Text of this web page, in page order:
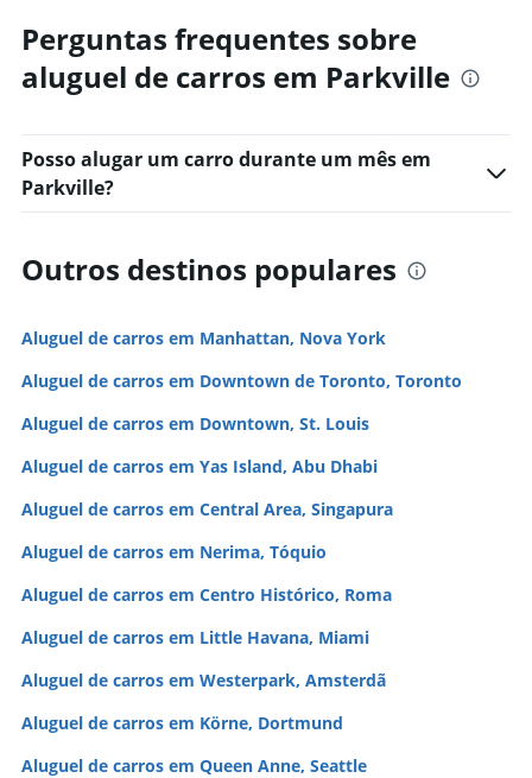
Perguntas frequentes sobre
aluguel de carros em Parkville
Posso alugar um carro durante um mês em
Parkville?
Outros destinos populares
Aluguel de carros em Manhattan, Nova York
Aluguel de carros em Downtown de Toronto, Toronto
Aluguel de carros em Downtown, St. Louis
Aluguel de carros em Yas Island, Abu Dhabi
Aluguel de carros em Central Area, Singapura
Aluguel de carros em Nerima, Tóquio
Aluguel de carros em Centro Histórico, Roma
Aluguel de carros em Little Havana, Miami
Aluguel de carros em Westerpark, Amsterdã
Aluguel de carros em Körne, Dortmund
Aluguel de carros em Queen Anne, Seattle